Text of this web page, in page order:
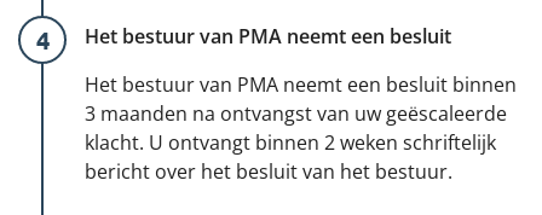
Het bestuur van PMA neemt een besluit
Het bestuur van PMA neemt een besluit binnen
3 maanden na ontvangst van uw geëscaleerde
klacht. U ontvangt binnen 2 weken schriftelijk
bericht over het besluit van het bestuur.